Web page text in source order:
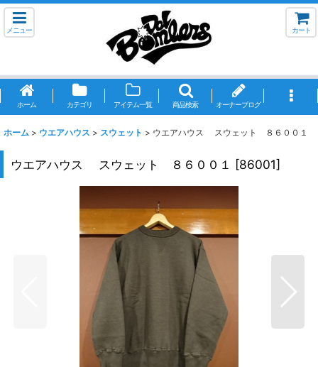
メニュー カート
ホーム カテゴリ アイテム一覧 商品検索 オーナーブログ
ホーム > ウエアハウス > スウェット > ウエアハウス スウェット ８６００１
ウエアハウス スウェット ８６００１ [86001]